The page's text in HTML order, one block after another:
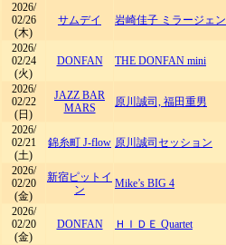
2026/
02/26
(木)
サムデイ 岩崎佳子 ミラージェン
2026/
02/24
(火)
DONFAN THE DONFAN mini
2026/
02/22
(日)
JAZZ BAR
MARS
原川誠司, 福田重男
2026/
02/21
(土)
錦糸町 J-flow 原川誠司セッション
2026/
02/20
(金)
新宿ピットイ
ン
Mike’s BIG 4
2026/
02/20
(金)
DONFAN ＨＩＤＥ Quartet